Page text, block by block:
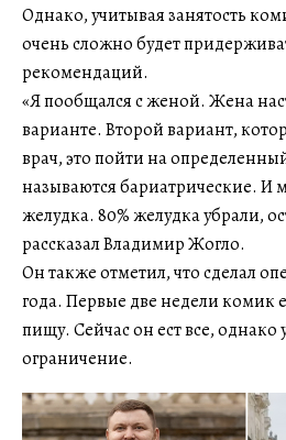
Однако, учитывая занятость
очень сложно будет
рекомендаций.
«Я пообщался с женой. Жена
варианте. Второй вариант,
врач, это пойти на
называются бариатрические. И
желудка. 80% желудка убрали,
рассказал Владимир Жогло.
Он также отметил, что сделал
года. Первые две недели комик
пищу. Сейчас он ест все, однако
ограничение.